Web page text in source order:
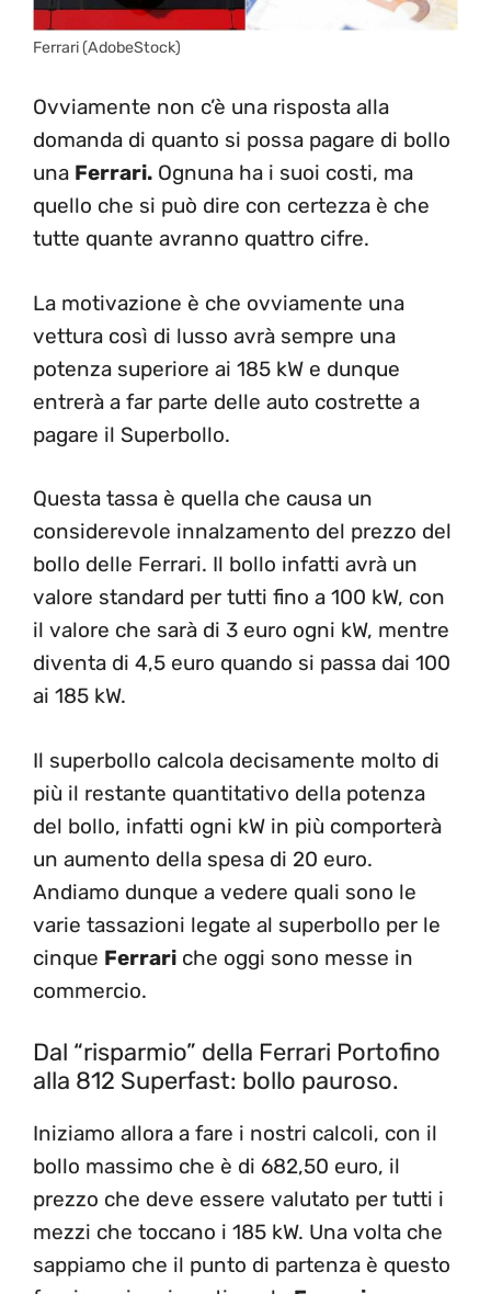
Ferrari (AdobeStock)
Ovviamente non c’è una risposta alla
domanda di quanto si possa pagare di bollo
una Ferrari. Ognuna ha i suoi costi, ma
quello che si può dire con certezza è che
tutte quante avranno quattro cifre.
La motivazione è che ovviamente una
vettura così di lusso avrà sempre una
potenza superiore ai 185 kW e dunque
entrerà a far parte delle auto costrette a
pagare il Superbollo.
Questa tassa è quella che causa un
considerevole innalzamento del prezzo del
bollo delle Ferrari. Il bollo infatti avrà un
valore standard per tutti fino a 100 kW, con
il valore che sarà di 3 euro ogni kW, mentre
diventa di 4,5 euro quando si passa dai 100
ai 185 kW.
Il superbollo calcola decisamente molto di
più il restante quantitativo della potenza
del bollo, infatti ogni kW in più comporterà
un aumento della spesa di 20 euro.
Andiamo dunque a vedere quali sono le
varie tassazioni legate al superbollo per le
cinque Ferrari che oggi sono messe in
commercio.
Dal “risparmio” della Ferrari Portofino
alla 812 Superfast: bollo pauroso.
Iniziamo allora a fare i nostri calcoli, con il
bollo massimo che è di 682,50 euro, il
prezzo che deve essere valutato per tutti i
mezzi che toccano i 185 kW. Una volta che
sappiamo che il punto di partenza è questo